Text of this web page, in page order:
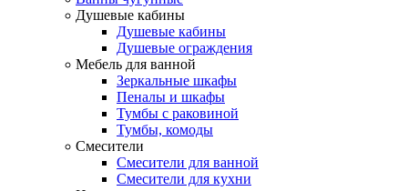
Душевые кабины
Душевые кабины
Душевые ограждения
Мебель для ванной
Зеркальные шкафы
Пеналы и шкафы
Тумбы с раковиной
Тумбы, комоды
Смесители
Смесители для ванной
Смесители для кухни